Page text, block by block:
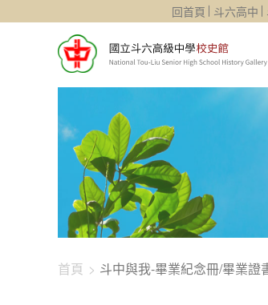
回首頁 斗六高中
首頁 斗中與我-畢業紀念冊/畢業證